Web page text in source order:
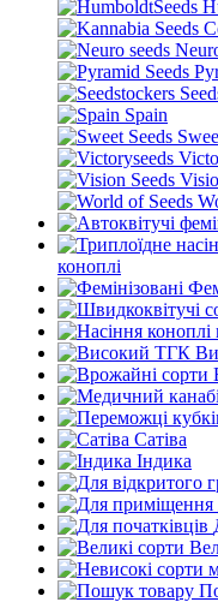
Spain
коноплі
Сатіва
Індика